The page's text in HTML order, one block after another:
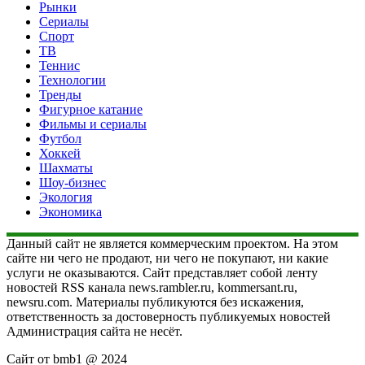
Рынки
Сериалы
Спорт
ТВ
Теннис
Технологии
Тренды
Фигурное катание
Фильмы и сериалы
Футбол
Хоккей
Шахматы
Шоу-бизнес
Экология
Экономика
Данный сайт не является коммерческим проектом. На этом
сайте ни чего не продают, ни чего не покупают, ни какие
услуги не оказываются. Сайт представляет собой ленту
новостей RSS канала news.rambler.ru, kommersant.ru,
newsru.com. Материалы публикуются без искажения,
ответственность за достоверность публикуемых новостей
Администрация сайта не несёт.
Сайт от bmb1 @ 2024